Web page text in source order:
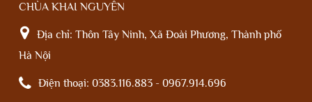
CHÙA KHAI NGUYÊN
Địa chỉ: Thôn Tây Ninh, Xã Đoài Phương, Thành phố
Hà Nội
Điện thoại: 0383.116.883 - 0967.914.696